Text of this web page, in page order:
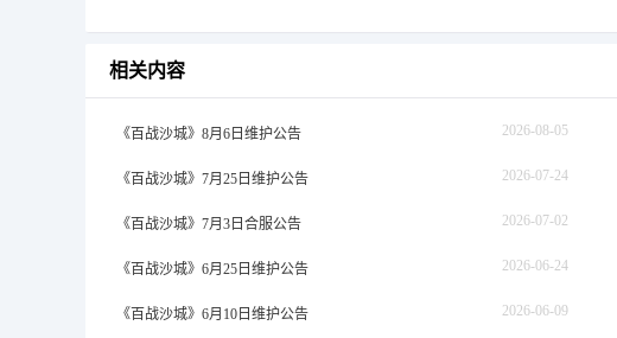
相关内容
2026-08-05
《百战沙城》8月6日维护公告
2026-07-24
《百战沙城》7月25日维护公告
2026-07-02
《百战沙城》7月3日合服公告
2026-06-24
《百战沙城》6月25日维护公告
2026-06-09
《百战沙城》6月10日维护公告